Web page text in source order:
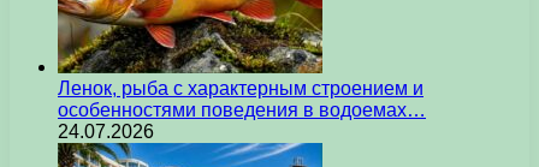
Ленок, рыба с характерным строением и
особенностями поведения в водоемах…
24.07.2026